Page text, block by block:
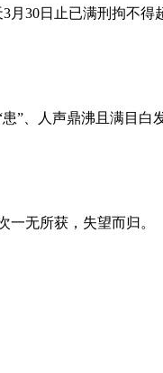
月30日止已满刑拘不
”、人声鼎沸且满目
无所获，失望而归。